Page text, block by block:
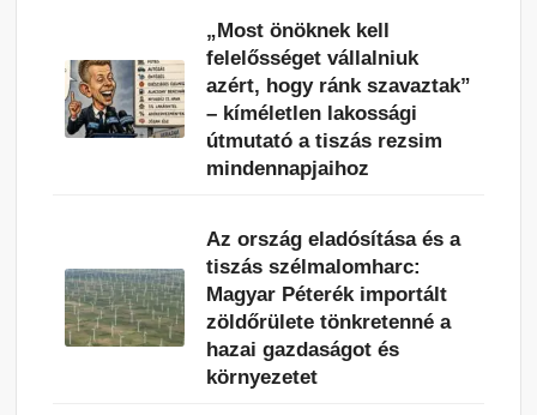
„Most önöknek kell
felelősséget vállalniuk
azért, hogy ránk szavaztak”
– kíméletlen lakossági
útmutató a tiszás rezsim
mindennapjaihoz
Az ország eladósítása és a
tiszás szélmalomharc:
Magyar Péterék importált
zöldőrülete tönkretenné a
hazai gazdaságot és
környezetet